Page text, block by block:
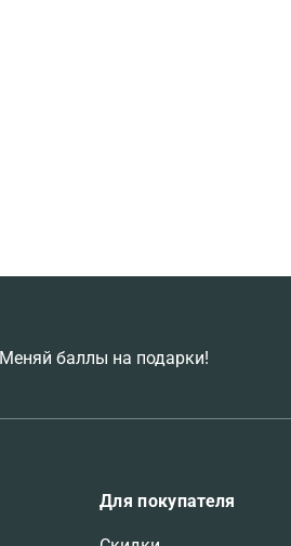
Меняй баллы на подарки!
Для покупателя